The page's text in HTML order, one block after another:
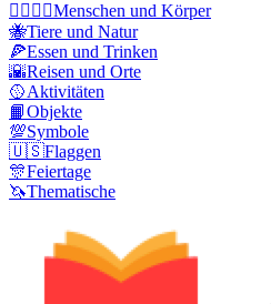
👩‍❤️‍💋‍👨Menschen und Körper
🐝Tiere und Natur
🍕Essen und Trinken
🌇Reisen und Orte
🥎Aktivitäten
📙Objekte
💯Symbole
🇺🇸Flaggen
🎊Feiertage
🦄Thematische